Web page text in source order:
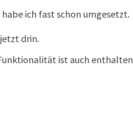
ich fast schon umgesetzt.
drin.
ist auch enthalten